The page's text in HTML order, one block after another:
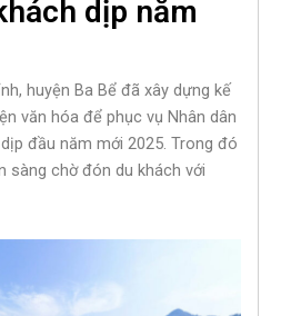
dịp năm
huyện Ba Bể đã xây dựng kế
văn hóa để phục vụ Nhân dân
đầu năm mới 2025. Trong đó
sàng chờ đón du khách với